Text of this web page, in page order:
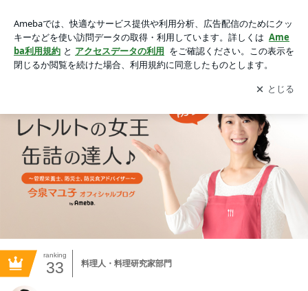
アプリをダウンロードして ブログの更新通知
を受け取りまし
ょう。
開く
ranking
33 料理人・料理研究家部門